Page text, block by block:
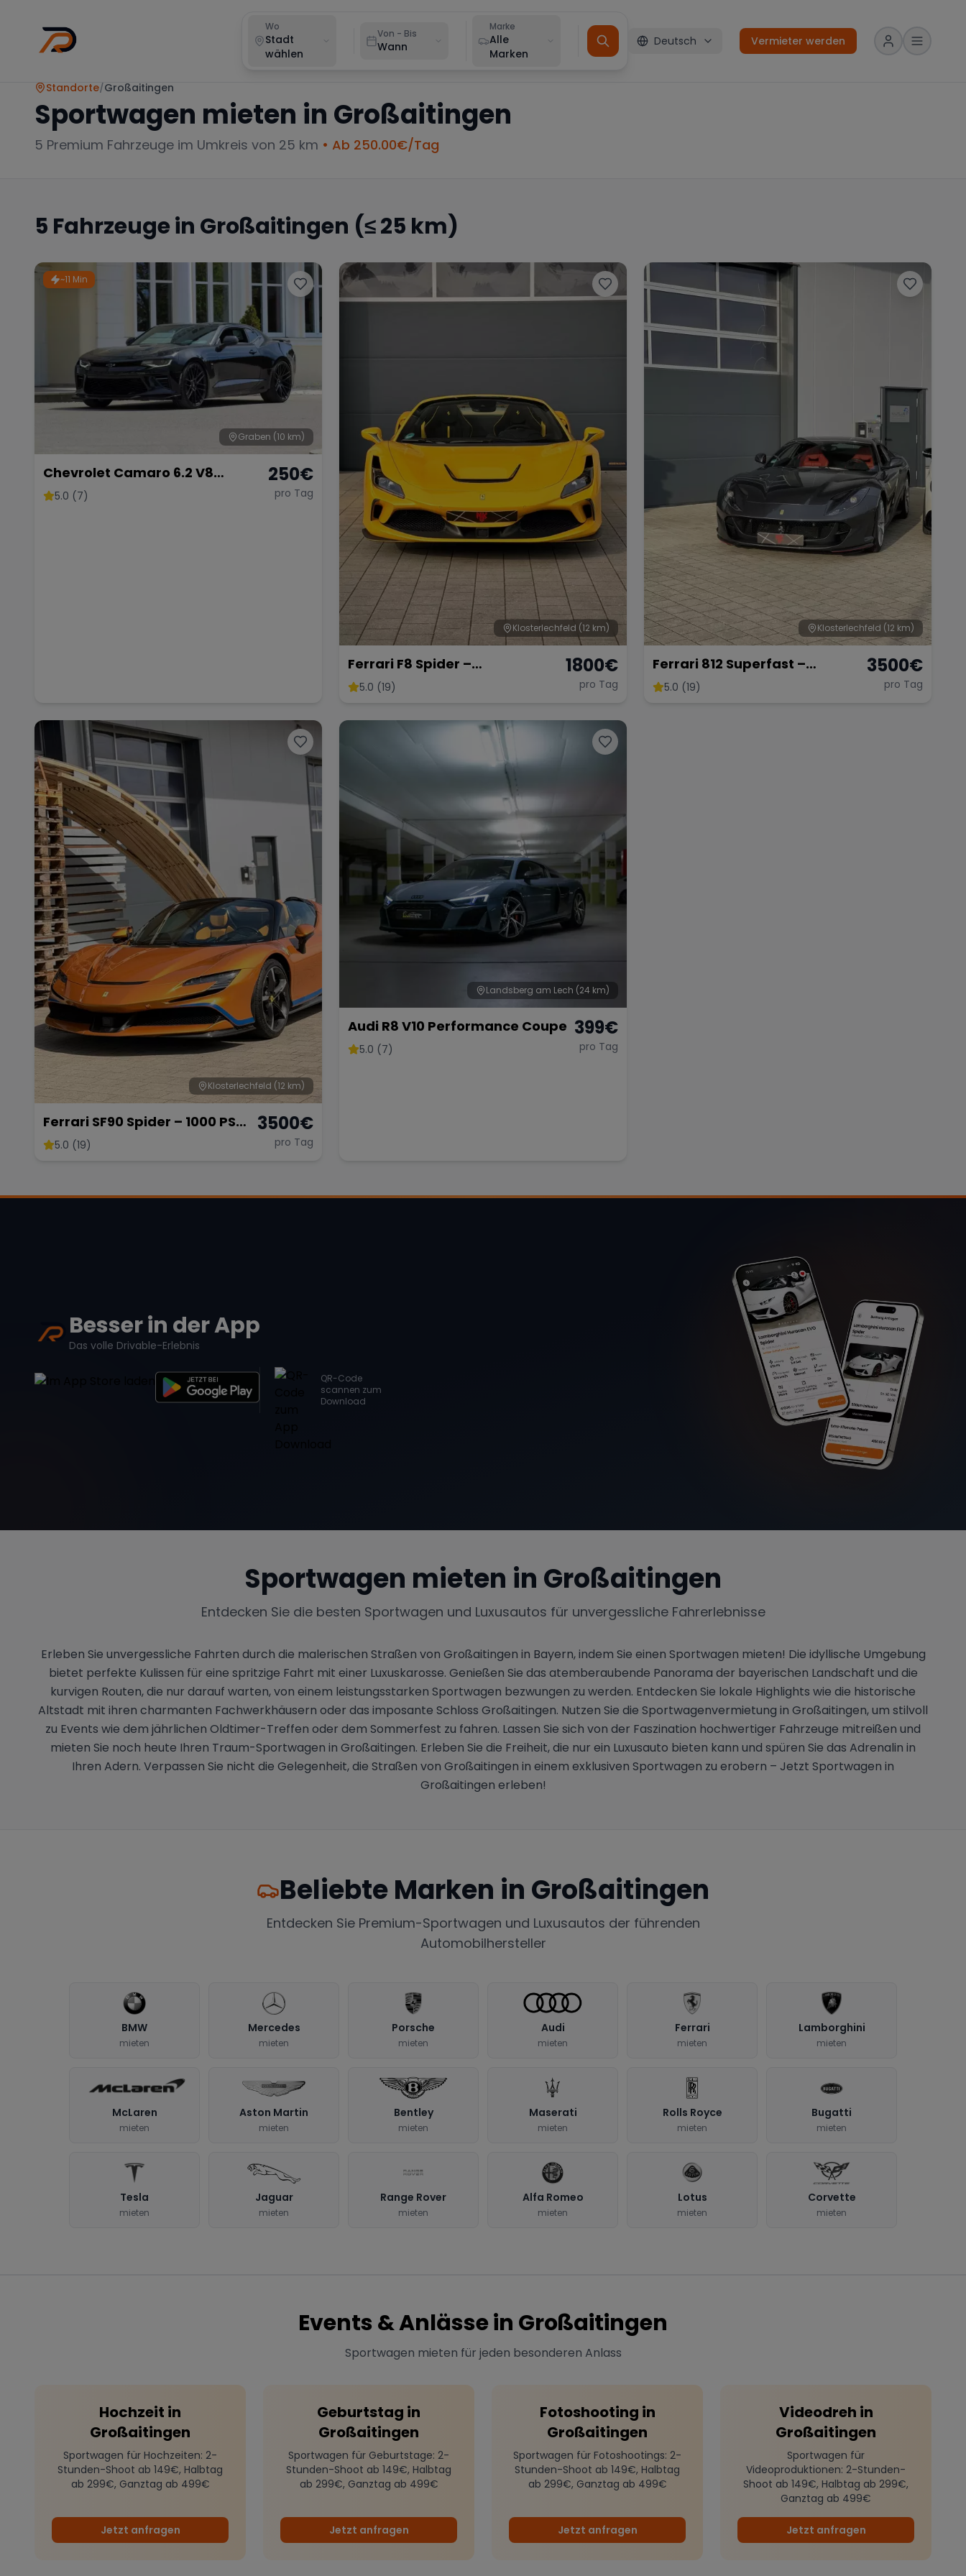
Wo
Stadt
wählen
Von - Bis
Wann
Marke
Alle
Marken
Deutsch Vermieter werden
Standorte/Großaitingen
Sportwagen mieten in Großaitingen
5 Premium Fahrzeuge im Umkreis von 25 km • Ab 250.00€/Tag
5 Fahrzeuge in Großaitingen (≤ 25 km)
~11 Min
Graben (10 km)
Chevrolet Camaro 6.2 V8
Customkingz
5.0 (7)
250€
pro Tag
Klosterlechfeld (12 km)
Ferrari F8 Spider –
Atemberaubendes Cabrio
5.0 (19)
1800€
pro Tag
Klosterlechfeld (12 km)
Ferrari 812 Superfast –
Ultimativer V12-Supersportler
5.0 (19)
3500€
pro Tag
Klosterlechfeld (12 km)
Ferrari SF90 Spider – 1000 PS
Supersportwagen
5.0 (19)
3500€
pro Tag
Landsberg am Lech (24 km)
Audi R8 V10 Performance Coupe
5.0 (7)
399€
pro Tag
Besser in der App
Das volle Drivable-Erlebnis
QR-Code
scannen zum
Download
Sportwagen mieten in Großaitingen
Entdecken Sie die besten Sportwagen und Luxusautos für unvergessliche Fahrerlebnisse
Erleben Sie unvergessliche Fahrten durch die malerischen Straßen von Großaitingen in Bayern, indem Sie einen Sportwagen mieten! Die idyllische Umgebung
bietet perfekte Kulissen für eine spritzige Fahrt mit einer Luxuskarosse. Genießen Sie das atemberaubende Panorama der bayerischen Landschaft und die
kurvigen Routen, die nur darauf warten, von einem leistungsstarken Sportwagen bezwungen zu werden. Entdecken Sie lokale Highlights wie die historische
Altstadt mit ihren charmanten Fachwerkhäusern oder das imposante Schloss Großaitingen. Nutzen Sie die Sportwagenvermietung in Großaitingen, um stilvoll
zu Events wie dem jährlichen Oldtimer-Treffen oder dem Sommerfest zu fahren. Lassen Sie sich von der Faszination hochwertiger Fahrzeuge mitreißen und
mieten Sie noch heute Ihren Traum-Sportwagen in Großaitingen. Erleben Sie die Freiheit, die nur ein Luxusauto bieten kann und spüren Sie das Adrenalin in
Ihren Adern. Verpassen Sie nicht die Gelegenheit, die Straßen von Großaitingen in einem exklusiven Sportwagen zu erobern – Jetzt Sportwagen in
Großaitingen erleben!
Beliebte Marken in Großaitingen
Entdecken Sie Premium-Sportwagen und Luxusautos der führenden
Automobilhersteller
BMW
mieten
Mercedes
mieten
Porsche
mieten
Audi
mieten
Ferrari
mieten
Lamborghini
mieten
McLaren
mieten
Aston Martin
mieten
Bentley
mieten
Maserati
mieten
Rolls Royce
mieten
Bugatti
mieten
Tesla
mieten
Jaguar
mieten
Range Rover
mieten
Alfa Romeo
mieten
Lotus
mieten
Corvette
mieten
Events & Anlässe in Großaitingen
Sportwagen mieten für jeden besonderen Anlass
Hochzeit in
Großaitingen
Sportwagen für Hochzeiten: 2-
Stunden-Shoot ab 149€, Halbtag
ab 299€, Ganztag ab 499€
Jetzt anfragen
Geburtstag in
Großaitingen
Sportwagen für Geburtstage: 2-
Stunden-Shoot ab 149€, Halbtag
ab 299€, Ganztag ab 499€
Jetzt anfragen
Fotoshooting in
Großaitingen
Sportwagen für Fotoshootings: 2-
Stunden-Shoot ab 149€, Halbtag
ab 299€, Ganztag ab 499€
Jetzt anfragen
Videodreh in
Großaitingen
Sportwagen für
Videoproduktionen: 2-Stunden-
Shoot ab 149€, Halbtag ab 299€,
Ganztag ab 499€
Jetzt anfragen